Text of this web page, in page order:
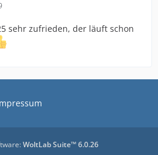
sehr zufrieden, der läuft schon
WoltLab Suite™ 6.0.26